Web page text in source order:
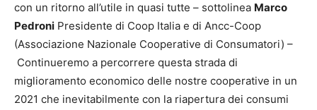
con un ritorno all’utile in quasi tutte – sottolinea Marco
Pedroni Presidente di Coop Italia e di Ancc-Coop
(Associazione Nazionale Cooperative di Consumatori) –
Continueremo a percorrere questa strada di
miglioramento economico delle nostre cooperative in un
2021 che inevitabilmente con la riapertura dei consumi